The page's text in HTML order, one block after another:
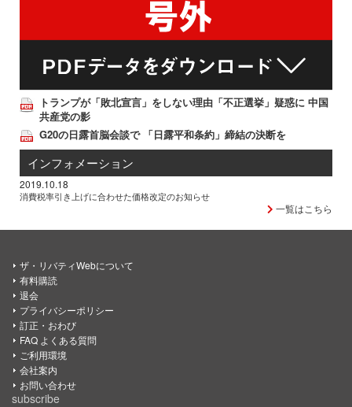
トランプが「敗北宣言」をしない理由「不正選挙」疑惑に 中国
共産党の影
G20の日露首脳会談で 「日露平和条約」締結の決断を
インフォメーション
2019.10.18
消費税率引き上げに合わせた価格改定のお知らせ
一覧はこちら
ザ・リバティWebについて
有料購読
退会
プライバシーポリシー
訂正・おわび
FAQ よくある質問
ご利用環境
会社案内
お問い合わせ
subscribe